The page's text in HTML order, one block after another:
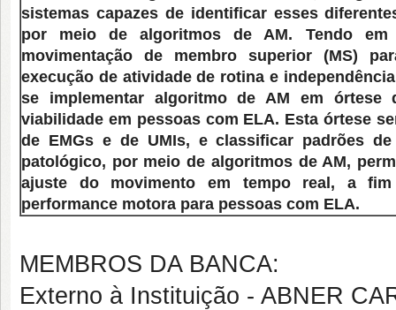
sistemas capazes de identificar esses
por meio de algoritmos de AM. Tendo
movimentação de membro superior (MS)
execução de atividade de rotina e
se implementar algoritmo de AM em
viabilidade em pessoas com ELA. Esta órtese
de EMGs e de UMIs, e classificar padrões
patológico, por meio de algoritmos de AM,
ajuste do movimento em tempo real, a
performance motora para pessoas com ELA.
MEMBROS DA BANCA:
Externo à Instituição - ABNER